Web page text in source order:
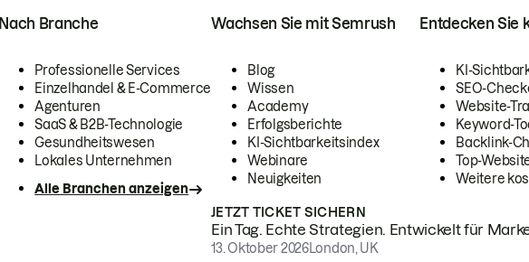
Nach Branche
Professionelle Services
Einzelhandel & E-Commerce
Agenturen
SaaS & B2B-Technologie
Gesundheitswesen
Lokales Unternehmen
Alle Branchen anzeigen
Wachsen Sie mit Semrush
Blog
Wissen
Academy
Erfolgsberichte
KI-Sichtbarkeitsindex
Webinare
Neuigkeiten
Entdecken Sie
KI-
SEO-
Website-
Keyword-
Backlink-
Top-
Weitere
JETZT TICKET SICHERN
Ein Tag. Echte Strategien. Entwickelt für
13. Oktober 2026London, UK